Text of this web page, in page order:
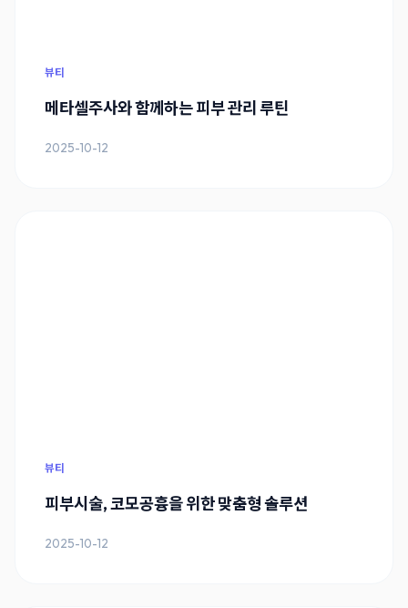
뷰티
메타셀주사와 함께하는 피부 관리 루틴
2025-10-12
뷰티
피부시술, 코모공흉을 위한 맞춤형 솔루션
2025-10-12